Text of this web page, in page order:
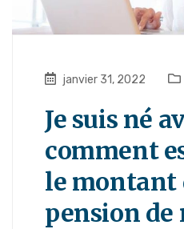
janvier 31, 2022
Je suis né
comment
le montant
pension de